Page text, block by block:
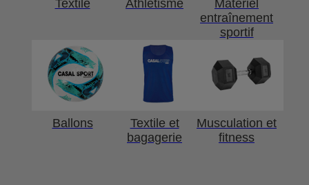
Textile Athlétisme
Matériel
entraînement
sportif
Ballons
Textile et
bagagerie
Musculation et
fitness